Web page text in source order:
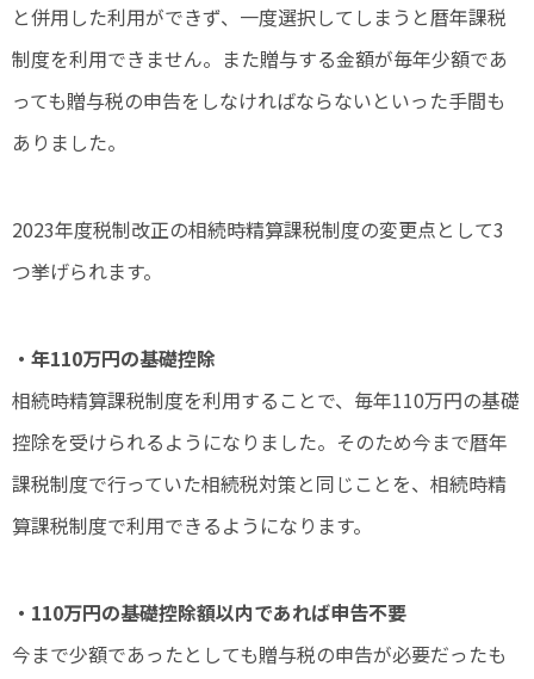
と併用した利用ができず、一度選択してしまうと暦年課税
制度を利用できません。また贈与する金額が毎年少額であ
っても贈与税の申告をしなければならないといった手間も
ありました。
2023年度税制改正の相続時精算課税制度の変更点として3
つ挙げられます。
・年110万円の基礎控除
相続時精算課税制度を利用することで、毎年110万円の基礎
控除を受けられるようになりました。そのため今まで暦年
課税制度で行っていた相続税対策と同じことを、相続時精
算課税制度で利用できるようになります。
・110万円の基礎控除額以内であれば申告不要
今まで少額であったとしても贈与税の申告が必要だったも